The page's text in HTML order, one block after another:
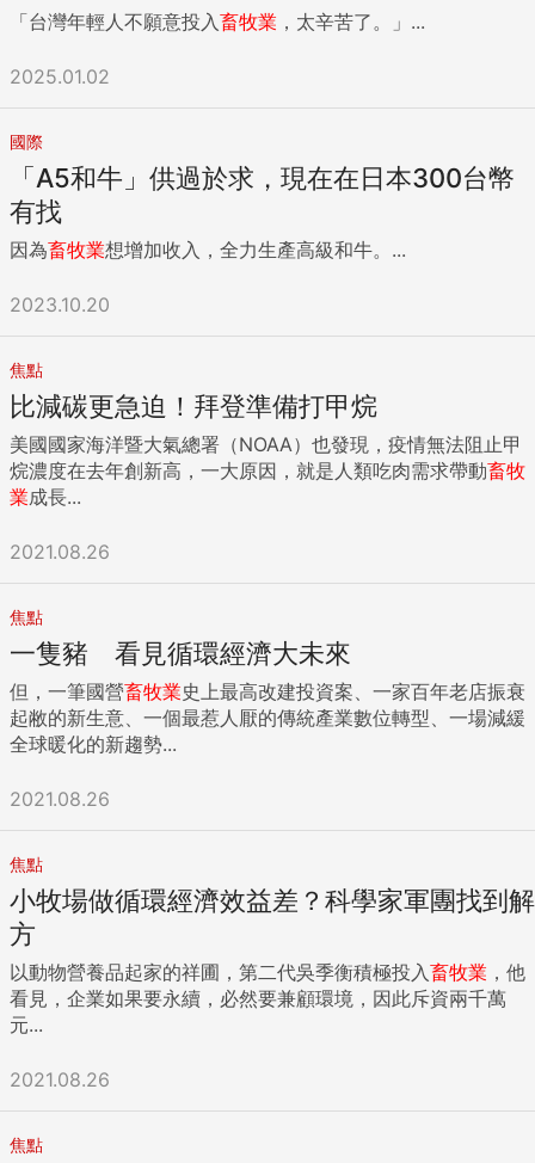
「台灣年輕人不願意投入畜牧業 ，太辛苦了。」...
2025.01.02
國際
「A5和牛」供過於求，現在在日本300台幣
有找
因為畜牧業想增加收入，全力生產高級和牛。...
2023.10.20
焦點
比減碳更急迫！拜登準備打甲烷
美國國家海洋暨大氣總署（NOAA）也發現，疫情無法阻止甲
烷濃度在去年創新高，一大原因，就是人類吃肉需求帶動畜牧
業成長...
2021.08.26
焦點
一隻豬 看見循環經濟大未來
但，一筆國營畜牧業史上最高改建投資案、一家百年老店振衰
起敝的新生意、一個最惹人厭的傳統產業數位轉型、一場減緩
全球暖化的新趨勢...
2021.08.26
焦點
小牧場做循環經濟效益差？科學家軍團找到解
方
以動物營養品起家的祥圃，第二代吳季衡積極投入畜牧業 ，他
看見，企業如果要永續，必然要兼顧環境，因此斥資兩千萬
元...
2021.08.26
焦點